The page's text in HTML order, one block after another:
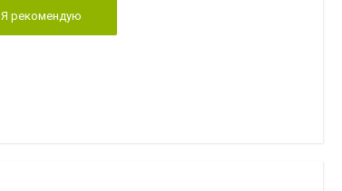
Я рекомендую